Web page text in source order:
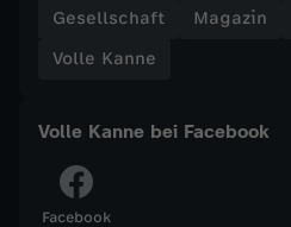
e
K
a
n
Gesellschaft Magazin
Volle Kanne
Volle Kanne bei Facebook
Facebook